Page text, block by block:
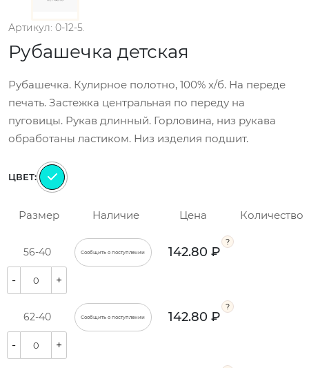
Артикул: 0-12-5.
Рубашечка детская
Рубашечка. Кулирное полотно, 100% х/б. На переде
печать. Застежка центральная по переду на
пуговицы. Рукав длинный. Горловина, низ рукава
обработаны ластиком. Низ изделия подшит.
ЦВЕТ:
Размер Наличие Цена Количество
56-40 Сообщить о поступлении 142.80 ₽
- +
62-40 Сообщить о поступлении 142.80 ₽
- +